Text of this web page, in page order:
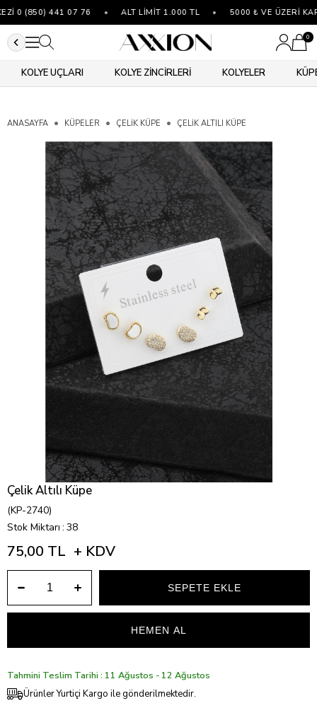
0 (850) 441 07 76 ALT LİMİT 1.000 TL 5000 ₺ VE ÜZERİ
0
KOLYE UÇLARI KOLYE ZİNCİRLERİ KOLYELER
ANASAYFA KÜPELER ÇELIK KÜPE ÇELIK ALTILI KÜPE
Çelik Altılı Küpe
(KP-2740)
Stok Miktarı : 38
75,00 TL + KDV
Tahmini Teslim Tarihi : 11 Ağustos - 12 Ağustos
Ürünler Yurtiçi Kargo ile gönderilmektedir.